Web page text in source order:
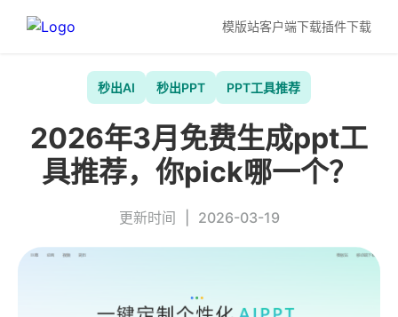
模版站客户端下载插件下载
秒出AI 秒出PPT PPT工具推荐
2026年3月免费生成ppt工
具推荐，你pick哪一个？
更新时间 2026-03-19